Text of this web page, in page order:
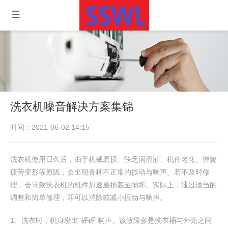
洗衣机噪音解决方案集锦
时间：2021-06-02 14:15
洗衣机使用日久后，由于机械磨损、缺乏润滑油、机件老化、弹簧
疲劳变形等原因，会出现各种不正常的振动与噪声。若不及时修
理，会导致洗衣机的机件加速磨损甚至损坏。实际上，通过适当的
调整和简单修理，即可以消除或减小振动与噪声。
1、洗衣时，机身发出“砰砰”响声。该故障多是洗衣桶与外壳之间